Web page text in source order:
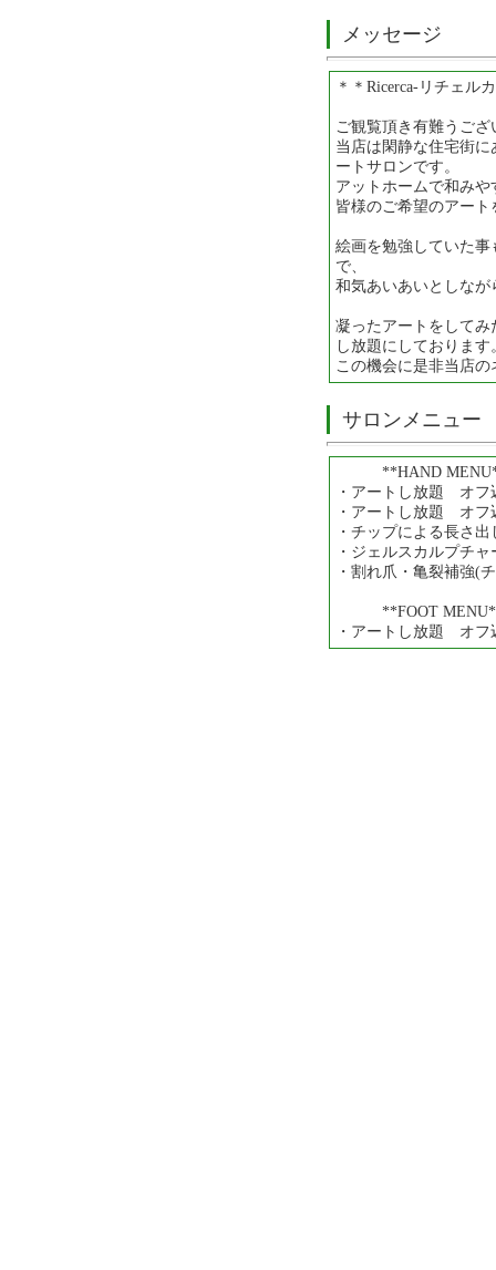
メッセージ
＊＊Ricerca-リチェル
ご観覧頂き有難うご
当店は閑静な住宅街
ートサロンです。
アットホームで和み
皆様のご希望のアー
絵画を勉強していた
で、
和気あいあいとしな
凝ったアートをして
し放題にしております
この機会に是非当店
サロンメニュー
**HAND
・アートし放題 オフ
・アートし放題 オフ
・チップによる長さ出
・ジェルスカルプチ
・割れ爪・亀裂補強(
**FOOT
・アートし放題 オフ